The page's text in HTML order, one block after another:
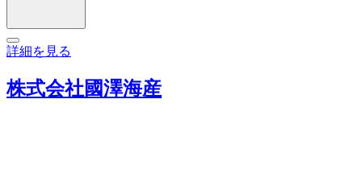
詳細を見る
株式会社國澤海産